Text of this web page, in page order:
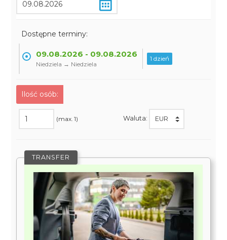
Dostępne terminy:
09.08.2026 - 09.08.2026
Niedziela → Niedziela
1 dzień
Ilość osób:
(max. 1) Waluta:
TRANSFER